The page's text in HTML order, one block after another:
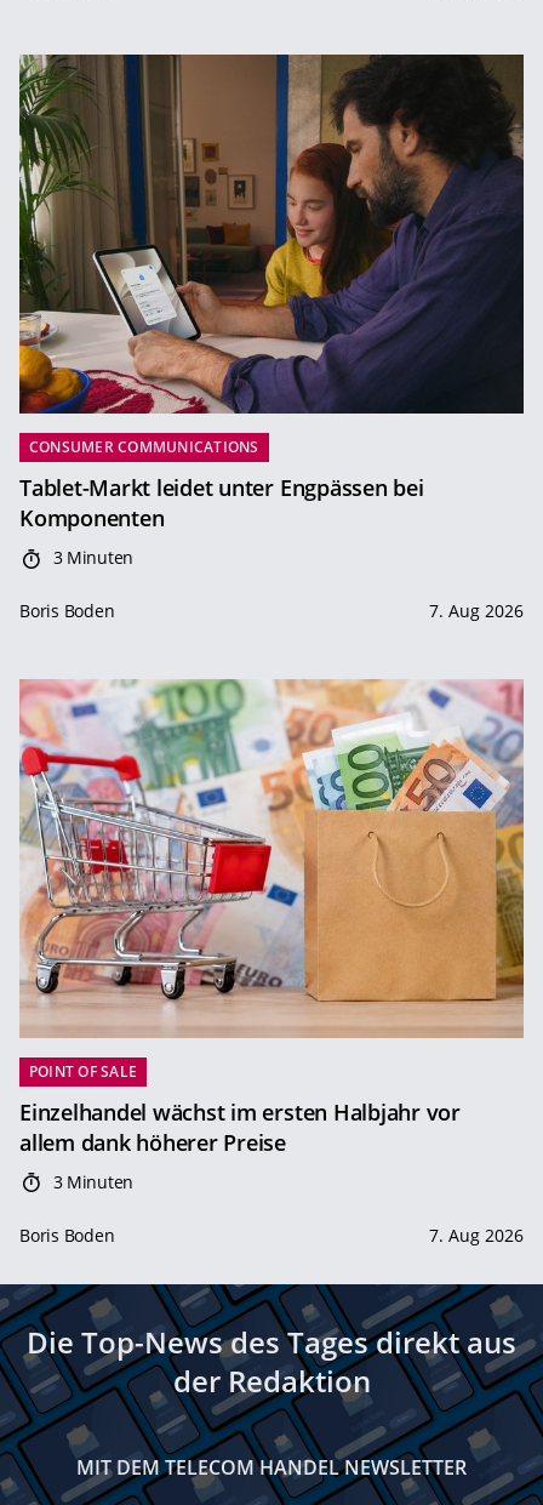
CONSUMER COMMUNICATIONS
Tablet-Markt leidet unter Engpässen bei
Komponenten
3 Minuten
Boris Boden 7. Aug 2026
POINT OF SALE
Einzelhandel wächst im ersten Halbjahr vor
allem dank höherer Preise
3 Minuten
Boris Boden 7. Aug 2026
Die Top-News des Tages direkt aus
der Redaktion
MIT DEM TELECOM HANDEL NEWSLETTER